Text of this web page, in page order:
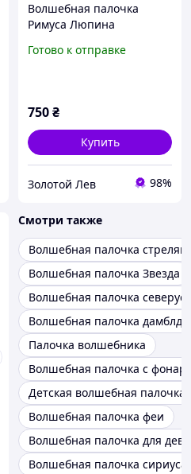
Волшебная палочка
Римуса Люпина
Готово к отправке
750₴
Купить
Золотой Лев 98%
Смотри также
Волшебная палочка
Волшебная палочка Звезда
Волшебная палочка
Волшебная палочка
Палочка волшебника
Волшебная палочка с
Детская волшебная палочка
Волшебная палочка феи
Волшебная палочка для
Волшебная палочка сириуса